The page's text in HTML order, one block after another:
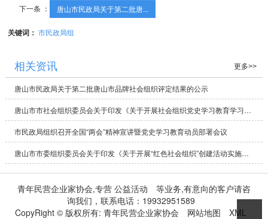
下一条 ： 唐山市民政局关于第二批唐...
关键词：市民政局组
相关资讯 更多>>
唐山市民政局关于第二批唐山市品牌社会组织评定结果的公示
唐山市市社会组织委员会关于印发《关于开展社会组织党史学习教育学习方案》的通知
市民政局组织召开全国“两会”精神宣讲暨党史学习教育动员部署会议
唐山市市委组织委员会关于印发《关于开展“红色社会组织”创建活动实施方案》的通知
青年民营企业家协会,专营 公益活动
等业务,有意向的客户请咨
询我们，联系电话： 19932951589
CopyRight © 版权所有:青年民营企业家协会 网站地图 XML